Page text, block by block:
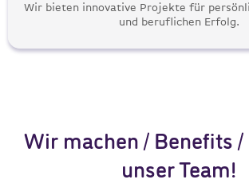
Wir bieten innovative Projekte für
und beruflichen Erfolg.
Wir machen / Benefits
unser Team!